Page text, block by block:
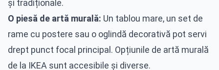
și tradiționale.
O piesă de artă murală: Un tablou mare, un set de
rame cu postere sau o oglindă decorativă pot servi
drept punct focal principal. Opțiunile de artă murală
de la IKEA sunt accesibile și diverse.